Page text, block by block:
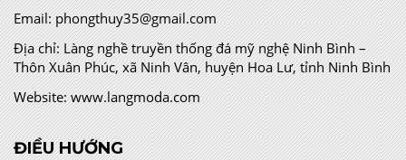
Email: phongthuy35@gmail.com
Địa chỉ:Làng nghề truyền thống đá mỹ nghệ Ninh Bình –
Thôn Xuân Phúc, xã Ninh Vân, huyện Hoa Lư, tỉnh Ninh Bình
Website: www.langmoda.com
ĐIỀU HƯỚNG